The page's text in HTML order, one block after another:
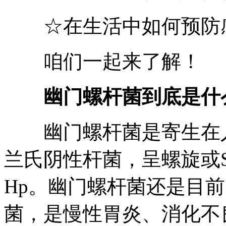
☆在生活中如何预防
咱们一起来了解！
幽门螺杆菌到底是什
幽门螺杆菌是寄生在
兰氏阴性杆菌，呈螺旋
Hp。幽门螺杆菌还是目
菌，是慢性胃炎、消化